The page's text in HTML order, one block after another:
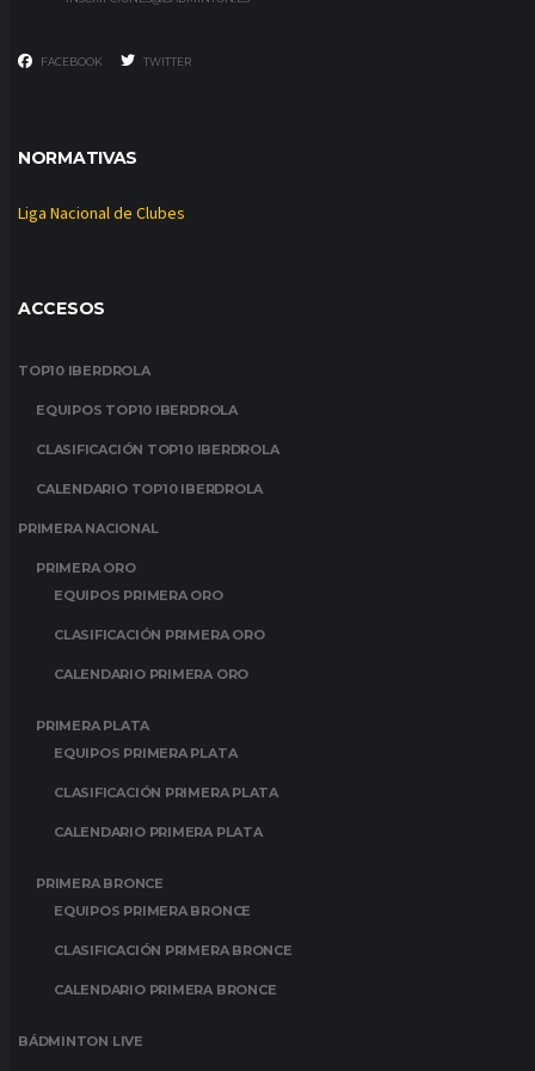
FACEBOOK TWITTER
NORMATIVAS
Liga Nacional de Clubes
ACCESOS
TOP10 IBERDROLA
EQUIPOS TOP10 IBERDROLA
CLASIFICACIÓN TOP10 IBERDROLA
CALENDARIO TOP10 IBERDROLA
PRIMERA NACIONAL
PRIMERA ORO
EQUIPOS PRIMERA ORO
CLASIFICACIÓN PRIMERA ORO
CALENDARIO PRIMERA ORO
PRIMERA PLATA
EQUIPOS PRIMERA PLATA
CLASIFICACIÓN PRIMERA PLATA
CALENDARIO PRIMERA PLATA
PRIMERA BRONCE
EQUIPOS PRIMERA BRONCE
CLASIFICACIÓN PRIMERA BRONCE
CALENDARIO PRIMERA BRONCE
BÁDMINTON LIVE